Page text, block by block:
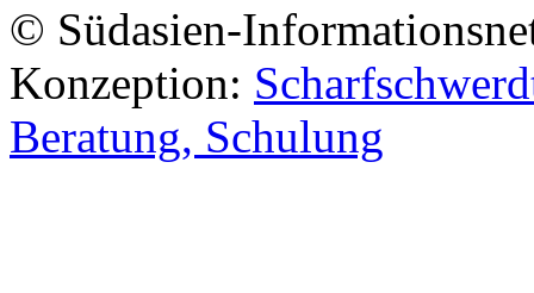
© Südasien-
Konzeption:
Beratung, Schulung